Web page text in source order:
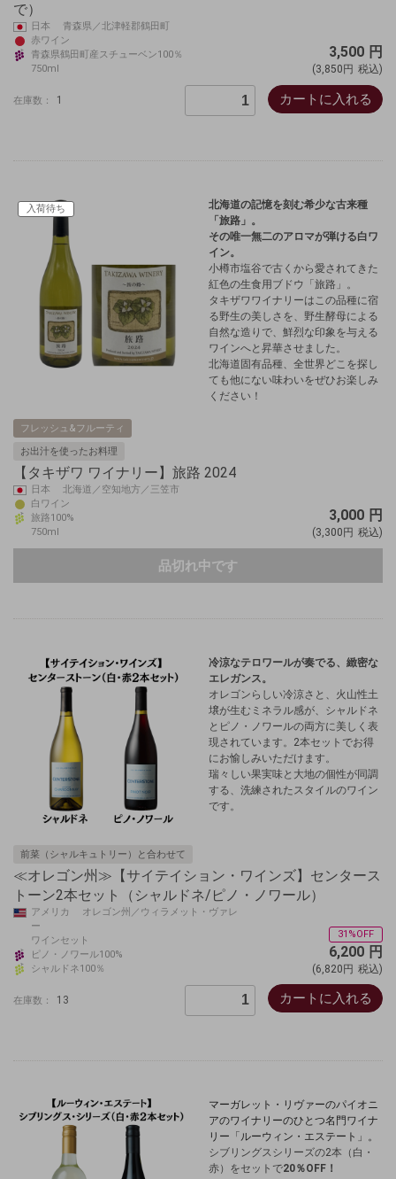
で）
日本 青森県／北津軽郡鶴田町
赤ワイン
青森県鶴田町産スチューベン100％
750ml
3,500 円
(3,850円 税込)
在庫数： 1 カートに入れる
入荷待ち
北海道の記憶を刻む希少な古来種
「旅路」。
その唯一無二のアロマが弾ける白ワ
イン。
小樽市塩谷で古くから愛されてきた
紅色の生食用ブドウ「旅路」。
タキザワワイナリーはこの品種に宿
る野生の美しさを、野生酵母による
自然な造りで、鮮烈な印象を与える
ワインへと昇華させました。
北海道固有品種、全世界どこを探し
ても他にない味わいをぜひお楽しみ
ください！
フレッシュ&フルーティ
お出汁を使ったお料理
【タキザワ ワイナリー】旅路 2024
日本 北海道／空知地方／三笠市
白ワイン
旅路100%
750ml
3,000 円
(3,300円 税込)
品切れ中です
冷涼なテロワールが奏でる、緻密な
エレガンス。
オレゴンらしい冷涼さと、火山性土
壌が生むミネラル感が、シャルドネ
とピノ・ノワールの両方に美しく表
現されています。2本セットでお得
にお愉しみいただけます。
瑞々しい果実味と大地の個性が同調
する、洗練されたスタイルのワイン
です。
前菜（シャルキュトリー）と合わせて
≪オレゴン州≫【サイテイション・ワインズ】センタース
トーン2本セット（シャルドネ/ピノ・ノワール）
アメリカ オレゴン州／ウィラメット・ヴァレ
ー
ワインセット
ピノ・ノワール100%
シャルドネ100％
31%OFF
6,200 円
(6,820円 税込)
在庫数： 13 カートに入れる
マーガレット・リヴァーのパイオニ
アのワイナリーのひとつ名門ワイナ
リー「ルーウィン・エステート」。
シブリングスシリーズの2本（白・
赤）をセットで20％OFF！